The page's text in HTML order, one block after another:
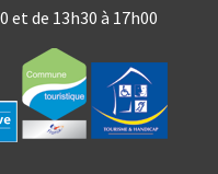
et de 13h30 à 17h00